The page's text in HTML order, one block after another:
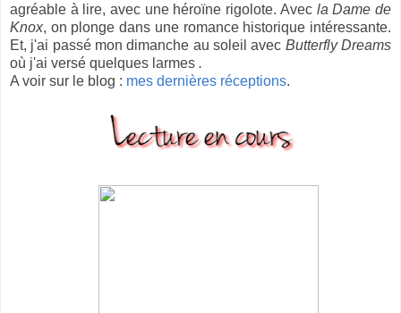
agréable à lire, avec une héroïne rigolote. Avec la Dame de
Knox, on plonge dans une romance historique intéressante.
Et, j'ai passé mon dimanche au soleil avec Butterfly Dreams
où j'ai versé quelques larmes .
A voir sur le blog : mes dernières réceptions.